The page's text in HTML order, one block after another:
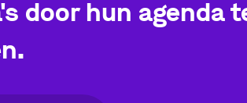
door hun agenda